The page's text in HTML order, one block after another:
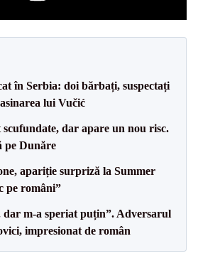
în Serbia: doi bărbați, suspectați
lui Vučić
scufundate, dar apare un nou risc.
pe Dunăre
apariție surpriză la Summer
pe români”
dar m-a speriat puțin”. Adversarul
impresionat de român